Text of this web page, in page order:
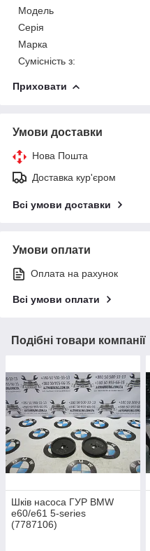
Модель
Серія
Марка
Сумісність з:
Приховати
Умови доставки
Нова Пошта
Доставка кур'єром
Всі умови доставки
Умови оплати
Оплата на рахунок
Всі умови оплати
Подібні товари компанії
Шків насоса ГУР BMW
e60/e61 5-series
(7787106)